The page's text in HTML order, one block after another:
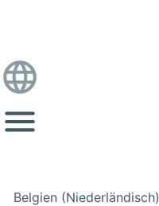
Belgien (Niederländisch)